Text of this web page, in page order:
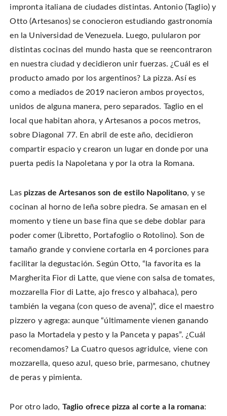
impronta italiana de ciudades distintas. Antonio (Taglio) y
Otto (Artesanos) se conocieron estudiando gastronomía
en la Universidad de Venezuela. Luego, pulularon por
distintas cocinas del mundo hasta que se reencontraron
en nuestra ciudad y decidieron unir fuerzas. ¿Cuál es el
producto amado por los argentinos? La pizza. Así es
como a mediados de 2019 nacieron ambos proyectos,
unidos de alguna manera, pero separados. Taglio en el
local que habitan ahora, y Artesanos a pocos metros,
sobre Diagonal 77. En abril de este año, decidieron
compartir espacio y crearon un lugar en donde por una
puerta pedís la Napoletana y por la otra la Romana.
Las pizzas de Artesanos son de estilo Napolitano, y se
cocinan al horno de leña sobre piedra. Se amasan en el
momento y tiene un base fina que se debe doblar para
poder comer (Libretto, Portafoglio o Rotolino). Son de
tamaño grande y conviene cortarla en 4 porciones para
facilitar la degustación. Según Otto, “la favorita es la
Margherita Fior di Latte, que viene con salsa de tomates,
mozzarella Fior di Latte, ajo fresco y albahaca), pero
también la vegana (con queso de avena)”, dice el maestro
pizzero y agrega: aunque “últimamente vienen ganando
paso la Mortadela y pesto y la Panceta y papas”. ¿Cuál
recomendamos? La Cuatro quesos agridulce, viene con
mozzarella, queso azul, queso brie, parmesano, chutney
de peras y pimienta.
Por otro lado, Taglio ofrece pizza al corte a la romana: